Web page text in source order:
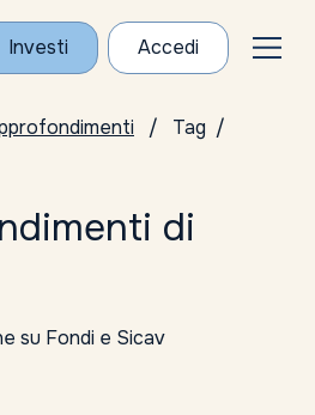
Investi Accedi
Tag
di
su Fondi e Sicav